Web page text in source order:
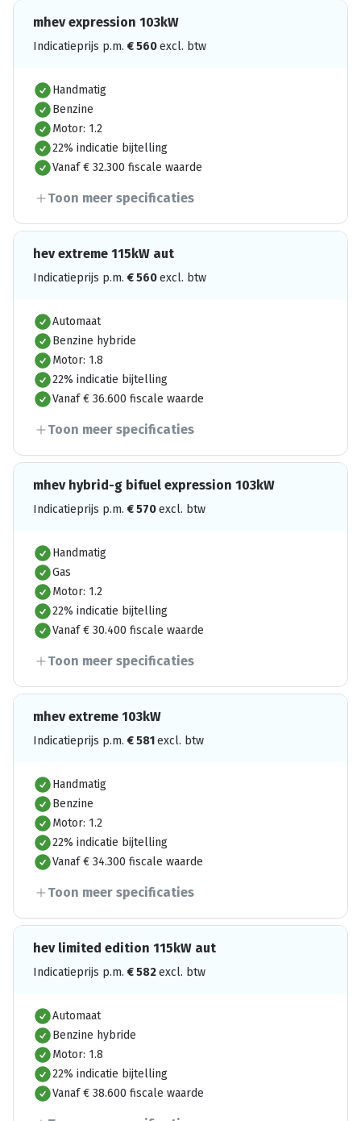
mhev expression 103kW
Indicatieprijs p.m. €560excl. btw
Handmatig
Benzine
Motor: 1.2
22% indicatie bijtelling
Vanaf € 32.300 fiscale waarde
Toon meer specificaties
hev extreme 115kW aut
Indicatieprijs p.m. €560excl. btw
Automaat
Benzine hybride
Motor: 1.8
22% indicatie bijtelling
Vanaf € 36.600 fiscale waarde
Toon meer specificaties
mhev hybrid-g bifuel expression 103kW
Indicatieprijs p.m. €570excl. btw
Handmatig
Gas
Motor: 1.2
22% indicatie bijtelling
Vanaf € 30.400 fiscale waarde
Toon meer specificaties
mhev extreme 103kW
Indicatieprijs p.m. €581excl. btw
Handmatig
Benzine
Motor: 1.2
22% indicatie bijtelling
Vanaf € 34.300 fiscale waarde
Toon meer specificaties
hev limited edition 115kW aut
Indicatieprijs p.m. €582excl. btw
Automaat
Benzine hybride
Motor: 1.8
22% indicatie bijtelling
Vanaf € 38.600 fiscale waarde